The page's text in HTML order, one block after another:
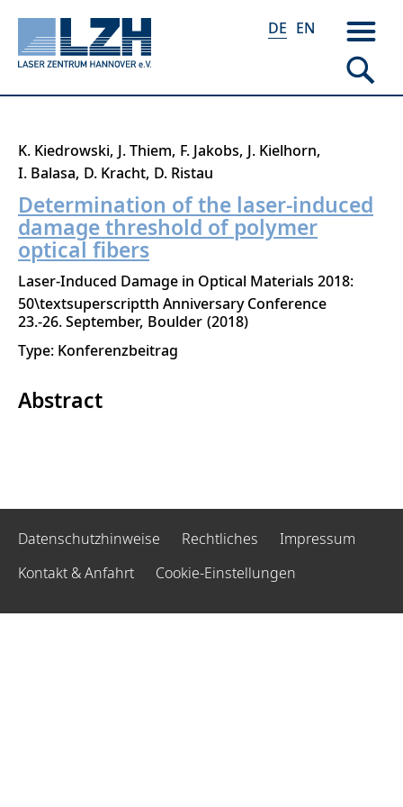
Direkt
zum
Inhalt
DE EN
K. Kiedrowski J. Thiem F. Jakobs J. Kielhorn
I. Balasa D. Kracht D. Ristau
Determination of the laser-induced
damage threshold of polymer
optical fibers
Laser-Induced Damage in Optical Materials 2018:
50\textsuperscriptth Anniversary Conference
23.-26. September Boulder 2018
Type: Konferenzbeitrag
Abstract
Datenschutzhinweise Rechtliches
Impressum
Kontakt & Anfahrt
Cookie-Einstellungen